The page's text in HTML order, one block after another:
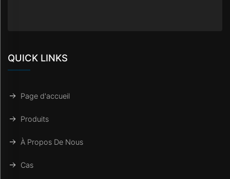
QUICK LINKS
Page d'accueil
Produits
À Propos De Nous
Cas